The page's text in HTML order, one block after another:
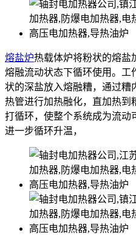
熔盐炉热载体炉将粉状的熔盐
熔融流动状态下循环使用。
状的深盐放入熔融糟，通过糟
热管进行加热融化，直加热到
打循环，使整个系统成为流动
进一步循环升温，